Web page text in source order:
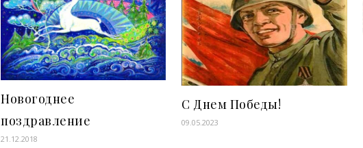
Новогоднее
поздравление
21.12.2018
С Днем Победы!
09.05.2023